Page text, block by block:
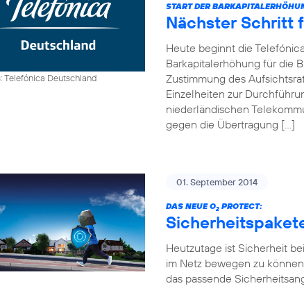
Telefónica Deutschland
START DER
Nächster Schritt
Heute beginnt die
Barkapitalerhöhung für die
Zustimmung des
Einzelheiten zur
niederländischen
gegen die Übertragung […]
01. September 2014
DAS NEUE O2 PROTECT:
Heutzutage ist Sicherheit
im Netz bewegen zu
das passende